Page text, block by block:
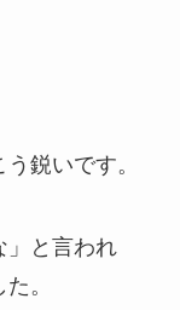
鋭いです。
」と言われ
た。